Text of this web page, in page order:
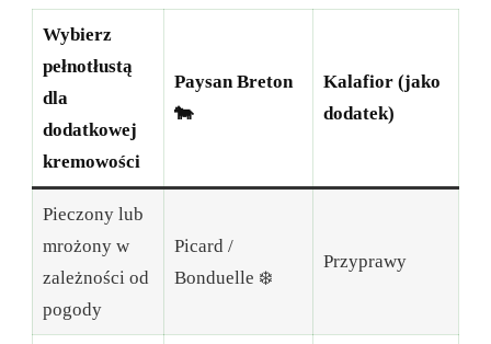
Wybierz
pełnotłustą
dla
dodatkowej
kremowości
Paysan Breton
🐄
Kalafior (jako
dodatek)
Pieczony lub
mrożony w
zależności od
pogody
Picard /
Bonduelle ❄️
Przyprawy